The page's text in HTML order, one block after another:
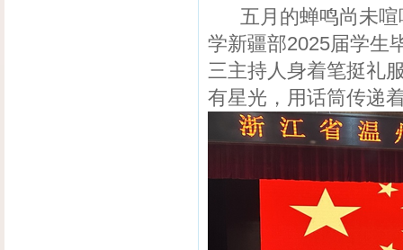
五月的蝉鸣尚未喧
学新疆部2025届学生
三主持人身着笔挺礼
有星光，用话筒传递